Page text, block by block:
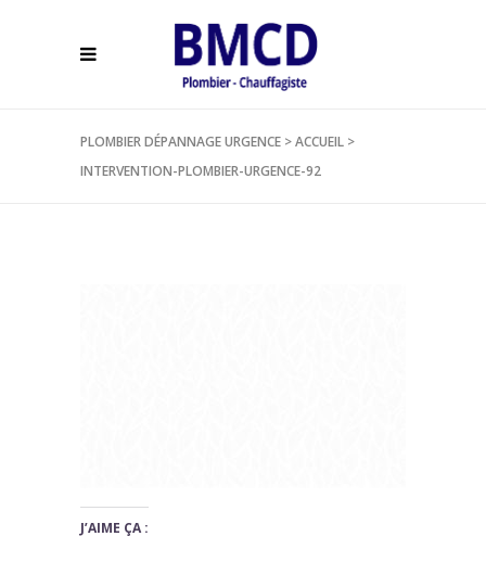
PLOMBIER DÉPANNAGE URGENCE >ACCUEIL >
INTERVENTION-PLOMBIER-URGENCE-92
J’AIME ÇA :